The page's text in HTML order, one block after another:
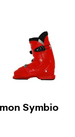
Symbio